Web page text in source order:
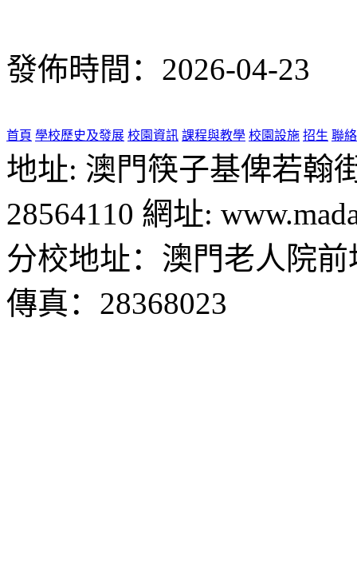
發佈時間：2026-04-23
首頁 學校歷史及發展 校園資訊 課程與教學 校園設施 招生 聯
地址: 澳門筷子基俾若翰
28564110 網址:
分校地址：澳門老人院
傳真：28368023